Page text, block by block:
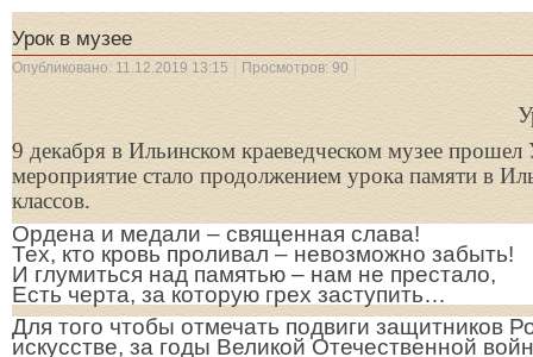
Урок в музее
Опубликовано: 11.12.2019 13:15 Просмотров: 90
9 декабря в Ильинском краеведческом музее
мероприятие стало продолжением урока памяти в
классов.
Ордена и медали – священная слава!
Тех, кто кровь проливал – невозможно забыть!
И глумиться над памятью – нам не престало,
Есть черта, за которую грех заступить…
Для того чтобы отмечать подвиги защитников
искусстве, за годы Великой Отечественной